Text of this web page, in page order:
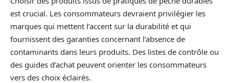
est crucial. Les consommateurs devraient privilégier les
marques qui mettent l’accent sur la durabilité et qui
fournissent des garanties concernant l’absence de
contaminants dans leurs produits. Des listes de contrôle ou
des guides d’achat peuvent orienter les consommateurs
vers des choix éclairés.